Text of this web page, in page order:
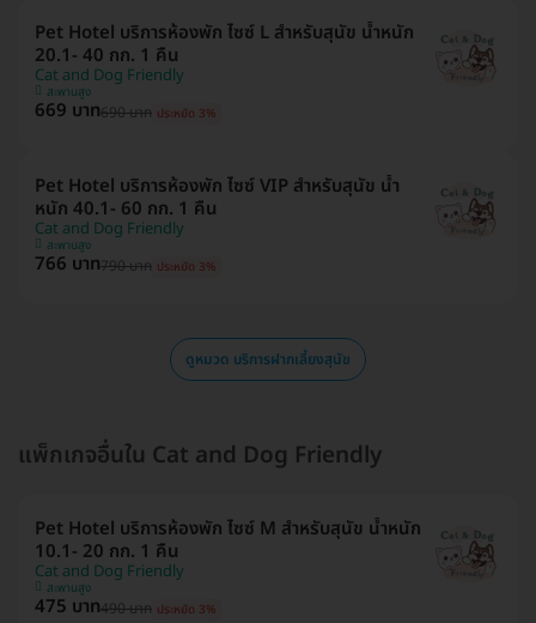
Pet Hotel บริการห้องพัก ไซซ์ L สำหรับสุนัข น้ำหนัก
20.1- 40 กก. 1 คืน
Cat and Dog Friendly
สะพานสูง
669 บาท690 บาท ประหยัด 3%
Pet Hotel บริการห้องพัก ไซซ์ VIP สำหรับสุนัข น้ำ
หนัก 40.1- 60 กก. 1 คืน
Cat and Dog Friendly
สะพานสูง
766 บาท790 บาท ประหยัด 3%
ดูหมวด บริการฝากเลี้ยงสุนัข
แพ็กเกจอื่นใน Cat and Dog Friendly
Pet Hotel บริการห้องพัก ไซซ์ M สำหรับสุนัข น้ำหนัก
10.1- 20 กก. 1 คืน
Cat and Dog Friendly
สะพานสูง
475 บาท490 บาท ประหยัด 3%